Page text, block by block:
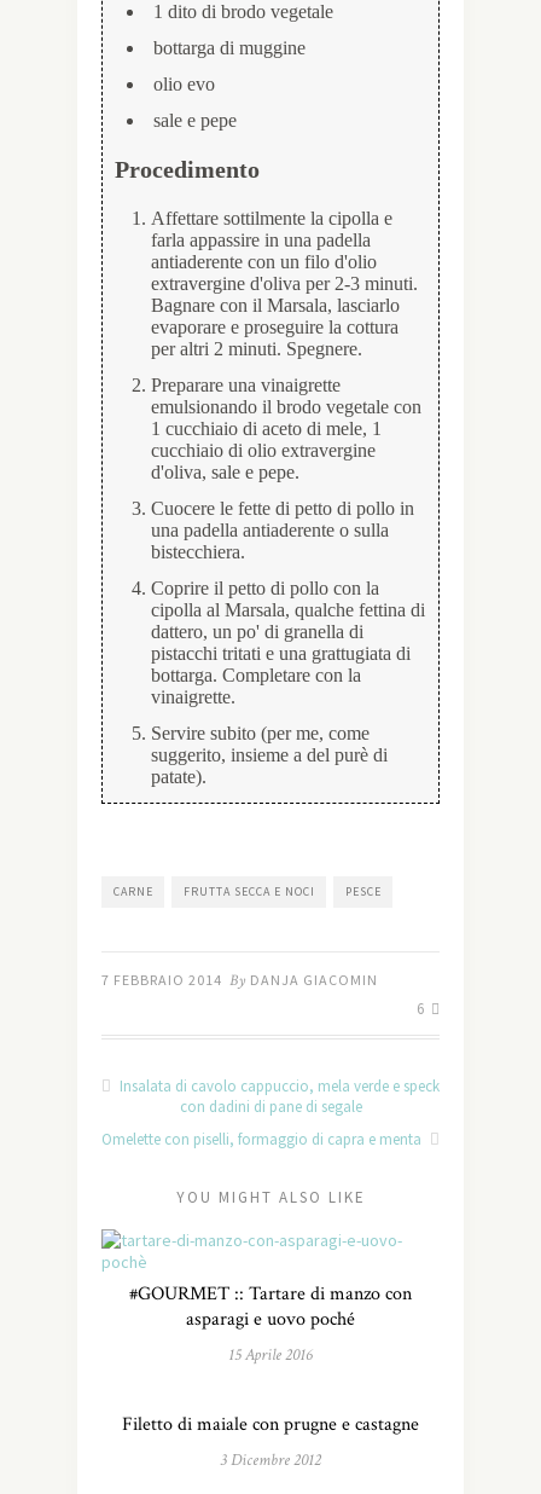
1 dito di brodo vegetale
bottarga di muggine
olio evo
sale e pepe
Procedimento
Affettare sottilmente la cipolla e
farla appassire in una padella
antiaderente con un filo d'olio
extravergine d'oliva per 2-3 minuti.
Bagnare con il Marsala, lasciarlo
evaporare e proseguire la cottura
per altri 2 minuti. Spegnere.
Preparare una vinaigrette
emulsionando il brodo vegetale con
1 cucchiaio di aceto di mele, 1
cucchiaio di olio extravergine
d'oliva, sale e pepe.
Cuocere le fette di petto di pollo in
una padella antiaderente o sulla
bistecchiera.
Coprire il petto di pollo con la
cipolla al Marsala, qualche fettina di
dattero, un po' di granella di
pistacchi tritati e una grattugiata di
bottarga. Completare con la
vinaigrette.
Servire subito (per me, come
suggerito, insieme a del purè di
patate).
CARNE FRUTTA SECCA E NOCI PESCE
7 FEBBRAIO 2014 By DANJA GIACOMIN
6
Insalata di cavolo cappuccio, mela verde e speck
con dadini di pane di segale
Omelette con piselli, formaggio di capra e menta
YOU MIGHT ALSO LIKE
#GOURMET :: Tartare di manzo con
asparagi e uovo poché
15 Aprile 2016
Filetto di maiale con prugne e castagne
3 Dicembre 2012